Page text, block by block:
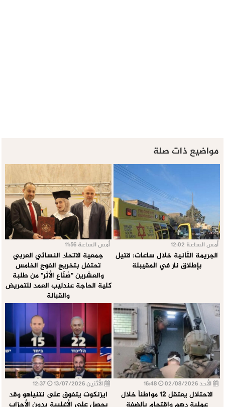
مواضيع ذات صلة
أمس الساعة 12:02
الجريمة الثانية خلال ساعات: قتيل
بإطلاق نار في المقيبلة
أمس الساعة 11:56
جمعية الاتحاد النسائي العربي
تحتفل بتخريج الفوج الخامس
والعشرين "صُنّاع الأثر" من طلبة
كلية الحاجة عندليب العمد للتمريض
والقبالة
الأحد 02/08/2026
الاحتلال يعتقل 12 مواطناً خلال
الأثنين 13/07/2026
ايزنكوت يتفوق على نتنياهو وقد